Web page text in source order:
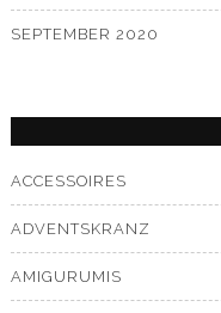
SEPTEMBER 2020
ACCESSOIRES
ADVENTSKRANZ
AMIGURUMIS